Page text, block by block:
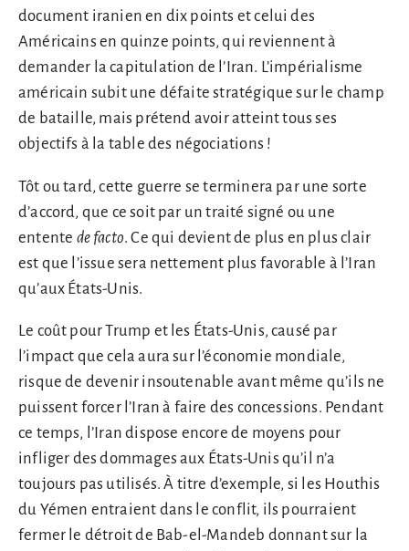
document iranien en dix points et celui des
Américains en quinze points, qui reviennent à
demander la capitulation de l’Iran. L’impérialisme
américain subit une défaite stratégique sur le champ
de bataille, mais prétend avoir atteint tous ses
objectifs à la table des négociations !
Tôt ou tard, cette guerre se terminera par une sorte
d’accord, que ce soit par un traité signé ou une
entente de facto. Ce qui devient de plus en plus clair
est que l’issue sera nettement plus favorable à l’Iran
qu’aux États-Unis.
Le coût pour Trump et les États-Unis, causé par
l’impact que cela aura sur l’économie mondiale,
risque de devenir insoutenable avant même qu’ils ne
puissent forcer l’Iran à faire des concessions. Pendant
ce temps, l’Iran dispose encore de moyens pour
infliger des dommages aux États-Unis qu’il n’a
toujours pas utilisés. À titre d’exemple, si les Houthis
du Yémen entraient dans le conflit, ils pourraient
fermer le détroit de Bab-el-Mandeb donnant sur la